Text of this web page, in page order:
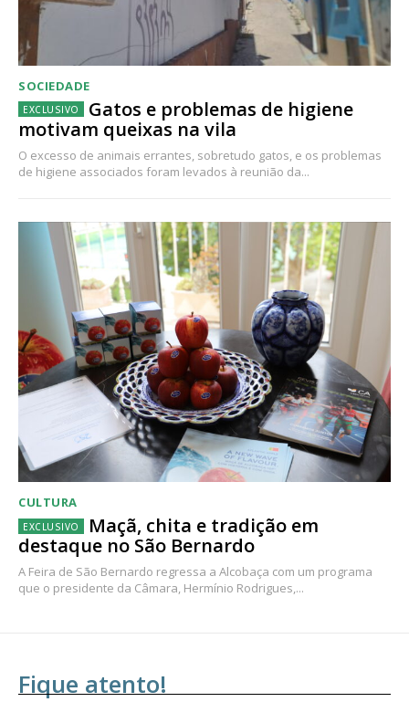
SOCIEDADE
Gatos e problemas de higiene
motivam queixas na vila
O excesso de animais errantes, sobretudo gatos, e os problemas
de higiene associados foram levados à reunião da...
CULTURA
Maçã, chita e tradição em
destaque no São Bernardo
A Feira de São Bernardo regressa a Alcobaça com um programa
que o presidente da Câmara, Hermínio Rodrigues,...
Fique atento!